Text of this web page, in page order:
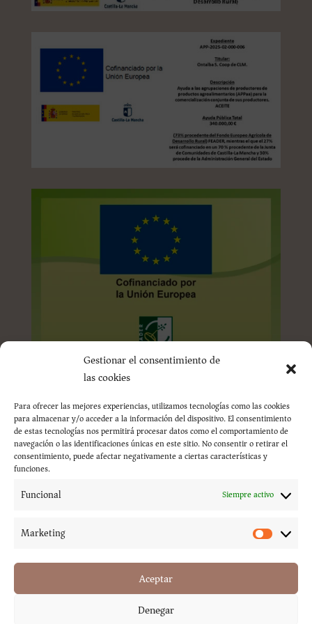
Gestionar el consentimiento de
las cookies
Para ofrecer las mejores experiencias, utilizamos tecnologías como las cookies
para almacenar y/o acceder a la información del dispositivo. El consentimiento
de estas tecnologías nos permitirá procesar datos como el comportamiento de
navegación o las identificaciones únicas en este sitio. No consentir o retirar el
consentimiento, puede afectar negativamente a ciertas características y
funciones.
Funcional Siempre activo
Marketing
Aceptar
Denegar